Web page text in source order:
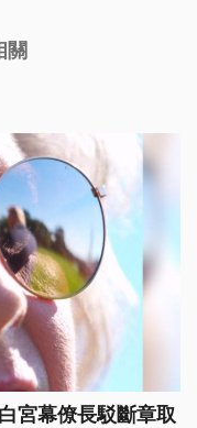
關
宮幕僚長駁斷章取